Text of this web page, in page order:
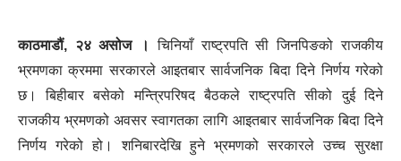
काठमाडौं, २४ असोज ।
चिनियाँ राष्ट्रपति सी जिनपिङको राजकीय
भ्रमणका क्रममा सरकारले आइतबार सार्वजनिक बिदा दिने निर्णय गरेको
छ। बिहीबार बसेको मन्त्रिपरिषद बैठकले राष्ट्रपति सीको दुई दिने
राजकीय भ्रमणको अवसर स्वागतका लागि आइतबार सार्वजनिक बिदा दिने
निर्णय गरेको हो। शनिबारदेखि हुने भ्रमणको सरकारले उच्च सुरक्षा